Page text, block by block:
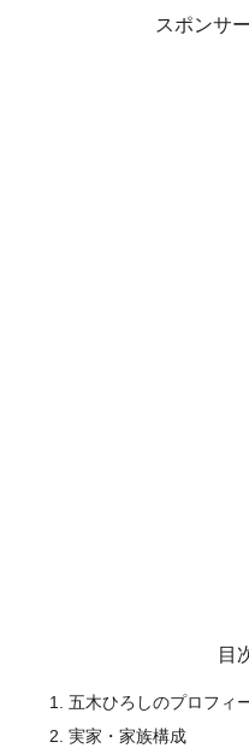
スポンサ
目
五木ひろしのプロフィ
実家・家族構成